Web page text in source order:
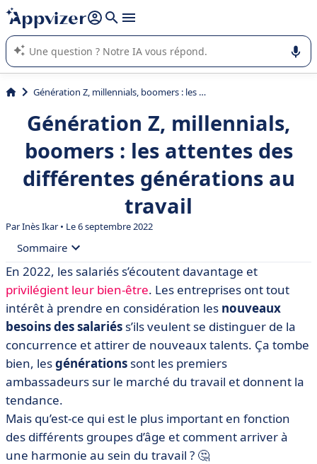
répondre (plusieurs lignes avec
L'IA de Appvizer vous guide dans l'utilisation ou la sélection de
logiciel SaaS en entreprise.
Génération Z, millennials, boomers : les attentes des différentes générations au travail
Génération Z, millennials,
boomers : les attentes des
différentes générations au
travail
Par Inès Ikar • Le 6 septembre 2022
Sommaire
• Les lieux de travail multigénérationnels vont perdurer
• Ce que veulent les différentes générations
En 2022, les salariés s’écoutent davantage et
privilégient leur bien-être. Les entreprises ont tout
intérêt à prendre en considération les nouveaux
besoins des salariés s’ils veulent se distinguer de la
concurrence et attirer de nouveaux talents. Ça tombe
bien, lesgénérations sont les premiers
ambassadeurs sur le marché du travail et donnent la
tendance.
Mais qu’est-ce qui est le plus important en fonction
des différents groupes d’âge et comment arriver à
une harmonie au sein du travail ? 🤔